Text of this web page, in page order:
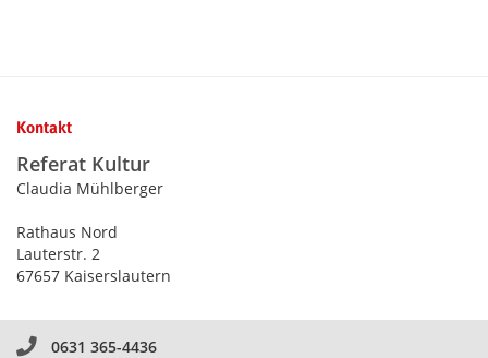
Kontakt
Referat Kultur
Claudia Mühlberger
Rathaus Nord
Lauterstr. 2
67657 Kaiserslautern
0631 365-4436